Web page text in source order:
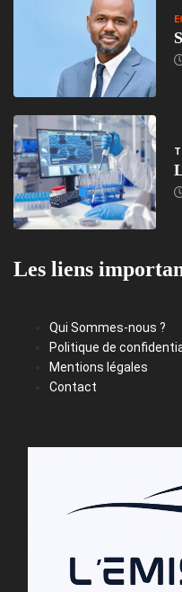
Les liens
Qui Sommes-nous ?
Politique de
Mentions légales
Contact